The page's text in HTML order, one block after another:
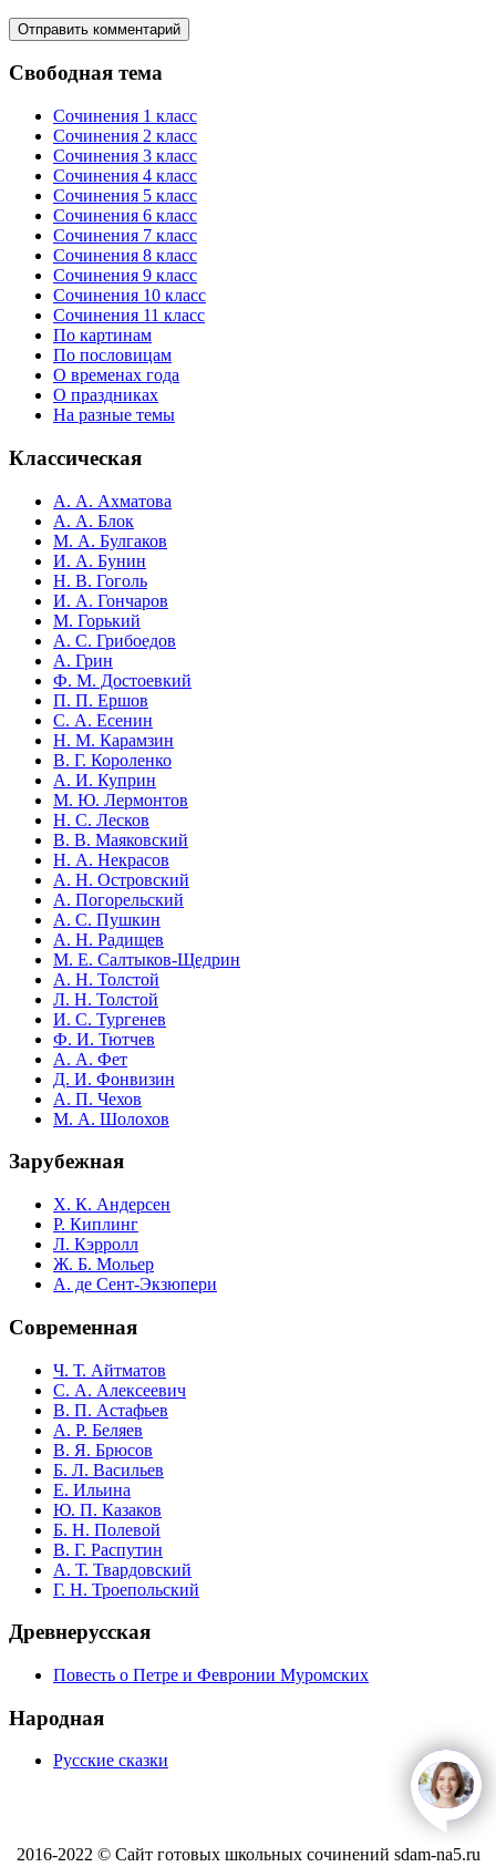
Свободная тема
Сочинения 1 класс
Сочинения 2 класс
Сочинения 3 класс
Сочинения 4 класс
Сочинения 5 класс
Сочинения 6 класс
Сочинения 7 класс
Сочинения 8 класс
Сочинения 9 класс
Сочинения 10 класс
Сочинения 11 класс
По картинам
По пословицам
О временах года
О праздниках
На разные темы
Классическая
А. А. Ахматова
А. А. Блок
М. А. Булгаков
И. А. Бунин
Н. В. Гоголь
И. А. Гончаров
М. Горький
А. С. Грибоедов
А. Грин
Ф. М. Достоевкий
П. П. Ершов
С. А. Есенин
Н. М. Карамзин
В. Г. Короленко
А. И. Куприн
М. Ю. Лермонтов
Н. С. Лесков
В. В. Маяковский
Н. А. Некрасов
А. Н. Островский
А. Погорельский
А. С. Пушкин
А. Н. Радищев
М. Е. Салтыков-Щедрин
А. Н. Толстой
Л. Н. Толстой
И. С. Тургенев
Ф. И. Тютчев
А. А. Фет
Д. И. Фонвизин
А. П. Чехов
М. А. Шолохов
Зарубежная
Х. К. Андерсен
Р. Киплинг
Л. Кэрролл
Ж. Б. Мольер
А. де Сент-Экзюпери
Современная
Ч. Т. Айтматов
С. А. Алексеевич
В. П. Астафьев
А. Р. Беляев
В. Я. Брюсов
Б. Л. Васильев
Е. Ильина
Ю. П. Казаков
Б. Н. Полевой
В. Г. Распутин
А. Т. Твардовский
Г. Н. Троепольский
Древнерусская
Повесть о Петре и Февронии Муромских
Народная
Русские сказки
2016-2022 © Сайт готовых школьных сочинений sdam-na5.ru
open